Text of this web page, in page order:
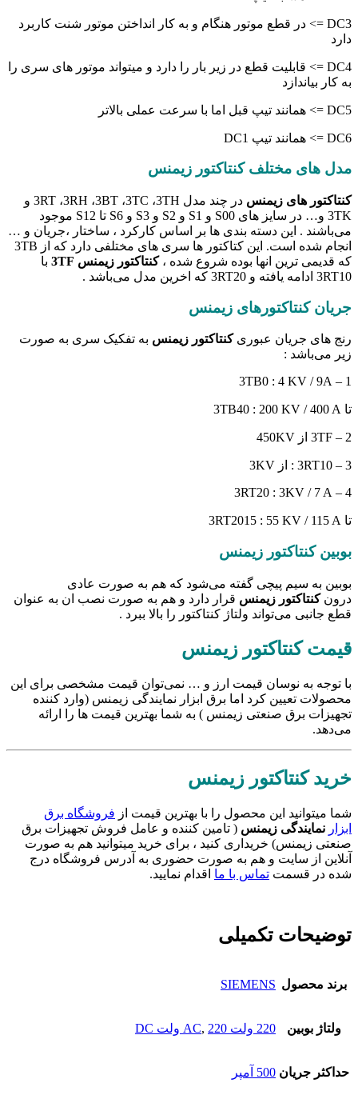
DC3 => در قطع موتور هنگام و به کار انداختن موتور شنت کاربرد
دارد
DC4 => قابلیت قطع در زیر بار را دارد و میتواند موتور های سری را
به کار بیاندازد
DC5 => همانند تیپ قبل اما با سرعت عملی بالاتر
DC6 => همانند تیپ DC1
مدل های مختلف کنتاکتور زیمنس
کنتاکتور های زیمنس
در چند مدل 3RT ،3RH ،3BT ،3TC ،3TH و
3TK و… در سایز های S00 و S1 و S2 و S3 و S6 تا S12 موجود
می‌باشند . این دسته بندی ها بر اساس کارکرد ، ساختار ،جریان و …
انجام شده است. این کتاکتور ها سری های مختلفی دارد که از 3TB
که قدیمی ترین انها بوده شروع شده ،کنتاکتور زیمنس 3TF
با
3RT10 ادامه یافته و 3RT20 که اخرین مدل می‌باشد .
جریان کنتاکتورهای زیمنس
رنج های جریان عبوری کنتاکتور زیمنس به تفکیک سری به صورت
زیر می‌باشد :
1 – 3TB0 : 4 KV / 9A
تا 3TB40 : 200 KV / 400 A
2 – 3TF از 450KV
3 – 3RT10 : از 3KV
4 – 3RT20 : 3KV / 7 A
تا 3RT2015 : 55 KV / 115 A
بوبین کنتاکتور زیمنس
بوبین به سیم پیچی گفته می‌شود که هم به صورت عادی
درون کنتاکتور زیمنس قرار دارد و هم به صورت نصب ان به عنوان
قطع جانبی می‌تواند ولتاژ کنتاکتور را بالا ببرد .
قیمت کنتاکتور زیمنس
با توجه به نوسان قیمت ارز و … نمی‌توان قیمت مشخصی برای این
محصولات تعیین کرد اما برق ابزار نمایندگی زیمنس (وارد کننده
تجهیزات برق صنعتی زیمنس ) به شما بهترین قیمت ها را ارائه
می‌دهد.
خرید کنتاکتور زیمنس
شما میتوانید این محصول را با بهترین قیمت از فروشگاه برق
ابزار نمایندگی زیمنس ( تامین کننده و عامل فروش تجهیزات برق
صنعتی زیمنس) خریداری کنید ، برای خرید میتوانید هم به صورت
آنلاین از سایت و هم به صورت حضوری به آدرس فروشگاه درج
شده در قسمت تماس با ما اقدام نمایید.
توضیحات تکمیلی
برند محصول SIEMENS
ولتاژ بوبین 220 ولت AC , 220 ولت DC
حداکثر جریان 500 آمپر